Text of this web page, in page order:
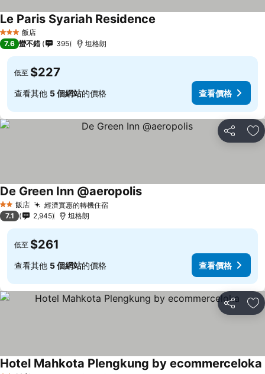
3 星級 飯店
Le Paris Syariah Residence
7.6 蠻不錯 395 坦格朗
低至 $227
查看其他 5 個網站的價格 查看價格
分享 加
2 星級飯店 經濟實惠的轉機住宿
De Green Inn @aeropolis
7.1 2,945 坦格朗
低至 $261
查看其他 5 個網站的價格 查看價格
分享 加
Hotel Mahkota Plengkung by ecommerceloka